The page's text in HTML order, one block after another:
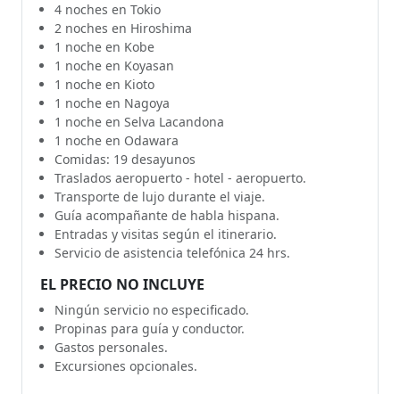
4 noches en Tokio
2 noches en Hiroshima
1 noche en Kobe
1 noche en Koyasan
1 noche en Kioto
1 noche en Nagoya
1 noche en Selva Lacandona
1 noche en Odawara
Comidas: 19 desayunos
Traslados aeropuerto - hotel - aeropuerto.
Transporte de lujo durante el viaje.
Guía acompañante de habla hispana.
Entradas y visitas según el itinerario.
Servicio de asistencia telefónica 24 hrs.
EL PRECIO NO INCLUYE
Ningún servicio no especificado.
Propinas para guía y conductor.
Gastos personales.
Excursiones opcionales.